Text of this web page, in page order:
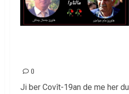
0
Ji ber Covît-19an de me her du